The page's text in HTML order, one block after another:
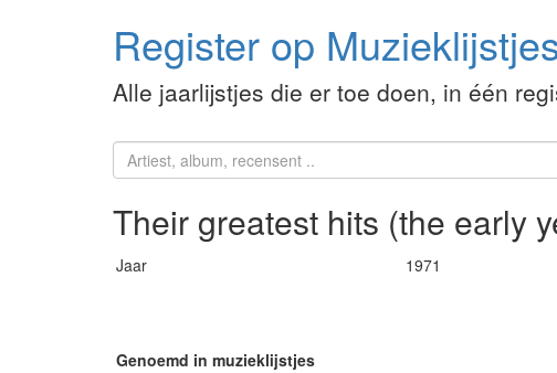
Register op
Alle jaarlijstjes die er toe doen, in één
Their greatest hits (the early
Jaar 1971
Genoemd in muzieklijstjes